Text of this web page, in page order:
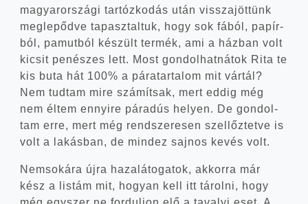
magyar­or­szá­gi tar­tóz­ko­dás után vissza­jöt­tünk
meg­le­pőd­ve tapasz­tal­tuk, hogy sok fából, papír­
ból, pamut­ból készült ter­mék, ami a ház­ban volt
kicsit pené­szes lett. Most gon­dol­hat­ná­tok Rita te
kis buta hát 100% a pára­tar­ta­lom mit vár­tál?
Nem tud­tam mire szá­mít­sak, mert eddig még
nem éltem ennyi­re pára­dús helyen. De gon­dol­
tam erre, mert még rend­sze­re­sen szel­lőz­tet­ve is
volt a lakás­ban, de mind­ez saj­nos kevés volt.
Nem­so­ká­ra újra haza­lá­to­ga­tok, akkor­ra már
kész a lis­tám mit, hogyan kell itt tárol­ni, hogy